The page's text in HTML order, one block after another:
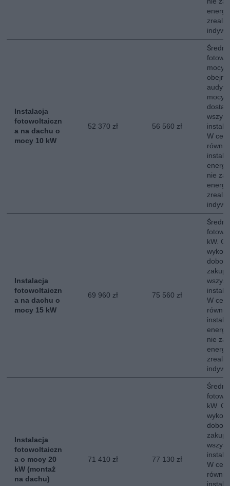
Instalacja
fotowoltaiczn
a na dachu o
mocy 10 kW
52 370 zł 56 560 zł
Średni
mocy
mocy
W
nie
Instalacja
fotowoltaiczn
a na dachu o
mocy 15 kW
69 960 zł 75 560 zł
Średni
kW.
W
nie
Instalacja
fotowoltaiczn
a o mocy 20
kW (montaż
na dachu)
71 410 zł 77 130 zł
Średni
kW.
W